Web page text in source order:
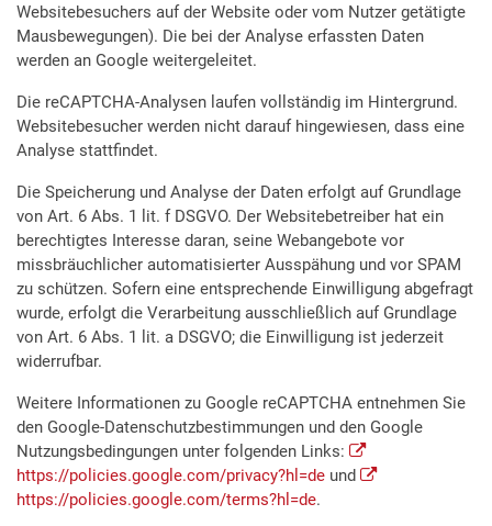
Websitebesuchers auf der Website oder vom Nutzer getätigte
Mausbewegungen). Die bei der Analyse erfassten Daten
werden an Google weitergeleitet.
Die reCAPTCHA-Analysen laufen vollständig im Hintergrund.
Websitebesucher werden nicht darauf hingewiesen, dass eine
Analyse stattfindet.
Die Speicherung und Analyse der Daten erfolgt auf Grundlage
von Art. 6 Abs. 1 lit. f DSGVO. Der Websitebetreiber hat ein
berechtigtes Interesse daran, seine Webangebote vor
missbräuchlicher automatisierter Ausspähung und vor SPAM
zu schützen. Sofern eine entsprechende Einwilligung abgefragt
wurde, erfolgt die Verarbeitung ausschließlich auf Grundlage
von Art. 6 Abs. 1 lit. a DSGVO; die Einwilligung ist jederzeit
widerrufbar.
Weitere Informationen zu Google reCAPTCHA entnehmen Sie
den Google-Datenschutzbestimmungen und den Google
Nutzungsbedingungen unter folgenden Links:
https://policies.google.com/privacy?hl=de und
https://policies.google.com/terms?hl=de.